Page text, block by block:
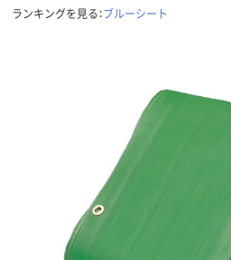
ランキングを見る：ブルーシート